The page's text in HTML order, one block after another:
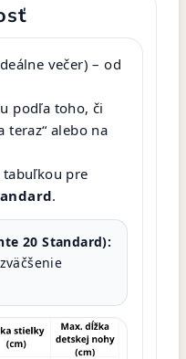
večer) – od
podľa toho, či
teraz“ alebo na
pre
.
20 Standard):